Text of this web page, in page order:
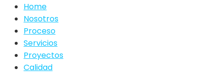
Home
Nosotros
Proceso
Servicios
Proyectos
Calidad